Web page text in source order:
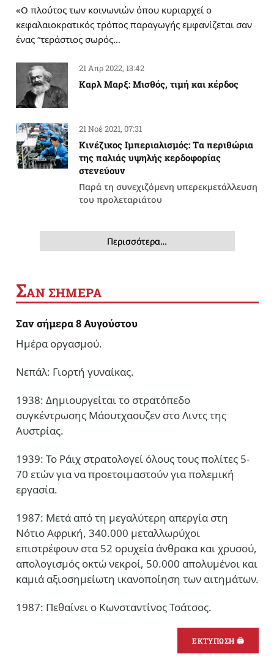
«Ο πλούτος των κοινωνιών όπου κυριαρχεί ο
κεφαλαιοκρατικός τρόπος παραγωγής εμφανίζεται σαν
ένας “τεράστιος σωρός…
21 Απρ 2022, 13:42
Καρλ Μαρξ: Μισθός, τιμή και κέρδος
21 Νοέ 2021, 07:31
Κινέζικος Ιμπεριαλισμός: Tα περιθώρια
της παλιάς υψηλής κερδοφορίας
στενεύουν
Παρά τη συνεχιζόμενη υπερεκμετάλλευση
του προλεταριάτου
Περισσότερα…
ΣΑΝ ΣΗΜΕΡΑ
Σαν σήμερα 8 Αυγούστου
Ημέρα οργασμού.
Νεπάλ: Γιορτή γυναίκας.
1938: Δημιουργείται το στρατόπεδο
συγκέντρωσης Μάουτχαουζεν στο Λιντς της
Αυστρίας.
1939: Το Ράιχ στρατολογεί όλους τους πολίτες 5-
70 ετών για να προετοιμαστούν για πολεμική
εργασία.
1987: Μετά από τη μεγαλύτερη απεργία στη
Νότιο Αφρική, 340.000 μεταλλωρύχοι
επιστρέφουν στα 52 ορυχεία άνθρακα και χρυσού,
απολογισμός οκτώ νεκροί, 50.000 απολυμένοι και
καμιά αξιοσημείωτη ικανοποίηση των αιτημάτων.
1987: Πεθαίνει ο Κωνσταντίνος Τσάτσος.
ΕΚΤΥΠΩΣΗ 🖨